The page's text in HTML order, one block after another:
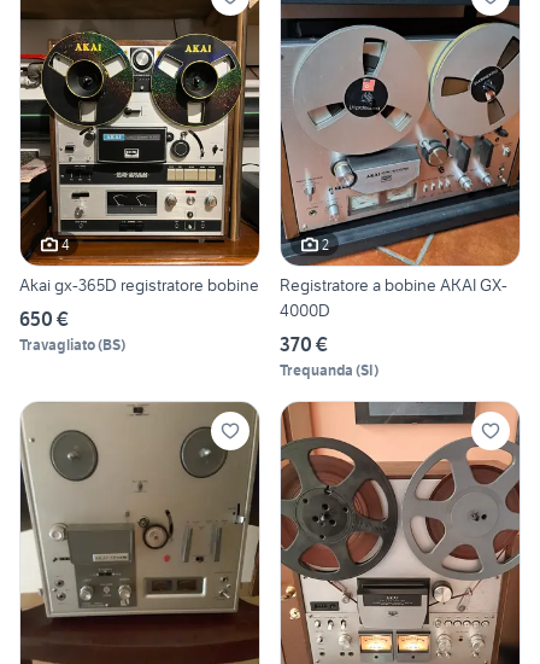
4
Akai gx-365D registratore bobine
650 €
Travagliato(BS)
2
Registratore a bobine AKAI GX-
4000D
370 €
Trequanda (SI)